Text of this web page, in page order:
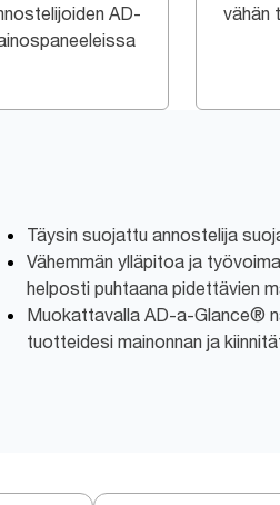
AD-
vähän
Täysin suojattu annostelija
Vähemmän ylläpitoa ja
helposti puhtaana pidettävien
Muokattavalla AD-a-Glance®
tuotteidesi mainonnan ja